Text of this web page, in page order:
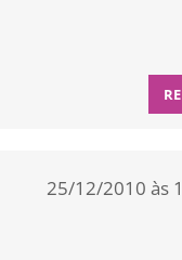
25/12/2010 às